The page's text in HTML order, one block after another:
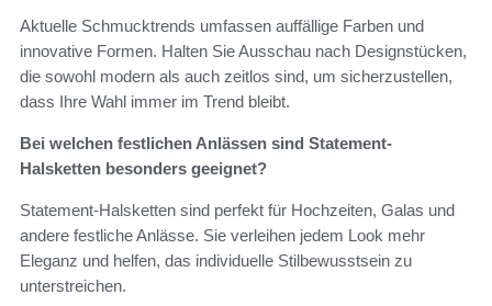
Aktuelle Schmucktrends umfassen auffällige Farben und
innovative Formen. Halten Sie Ausschau nach Designstücken,
die sowohl modern als auch zeitlos sind, um sicherzustellen,
dass Ihre Wahl immer im Trend bleibt.
Bei welchen festlichen Anlässen sind Statement-
Halsketten besonders geeignet?
Statement-Halsketten sind perfekt für Hochzeiten, Galas und
andere festliche Anlässe. Sie verleihen jedem Look mehr
Eleganz und helfen, das individuelle Stilbewusstsein zu
unterstreichen.